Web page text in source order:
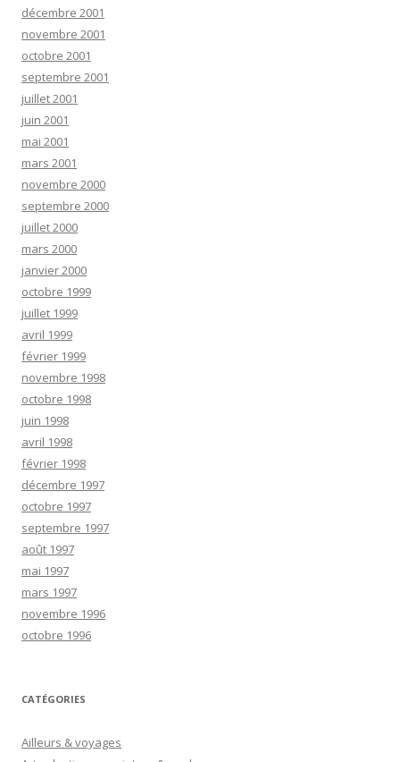
décembre 2001
novembre 2001
octobre 2001
septembre 2001
juillet 2001
juin 2001
mai 2001
mars 2001
novembre 2000
septembre 2000
juillet 2000
mars 2000
janvier 2000
octobre 1999
juillet 1999
avril 1999
février 1999
novembre 1998
octobre 1998
juin 1998
avril 1998
février 1998
décembre 1997
octobre 1997
septembre 1997
août 1997
mai 1997
mars 1997
novembre 1996
octobre 1996
CATÉGORIES
Ailleurs & voyages